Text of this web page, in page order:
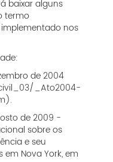
baixar alguns
termo
nos
de 2004
_Ato2004-
de 2009 -
sobre os
e seu
Nova York, em